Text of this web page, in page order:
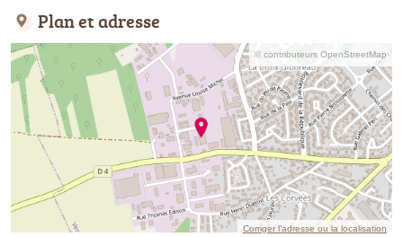
Plan et adresse
© contributeurs OpenStreetMap
Corriger l’adresse ou la localisation